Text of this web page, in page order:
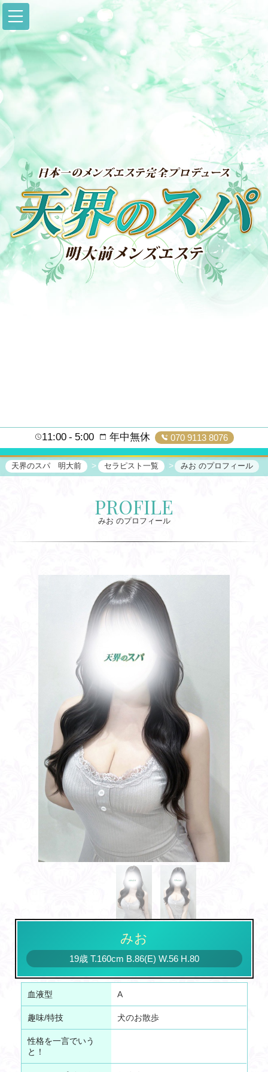
11:00 5:00 年中無休 070 9113 8076
天界のスパ 明大前 セラピスト一覧 みお のプロフィール
PROFILE
みお のプロフィール
みお
19歳 T.160cm B.86(E) W.56 H.80
血液型 A
趣味/特技 犬のお散歩
性格を一言でいう
と！